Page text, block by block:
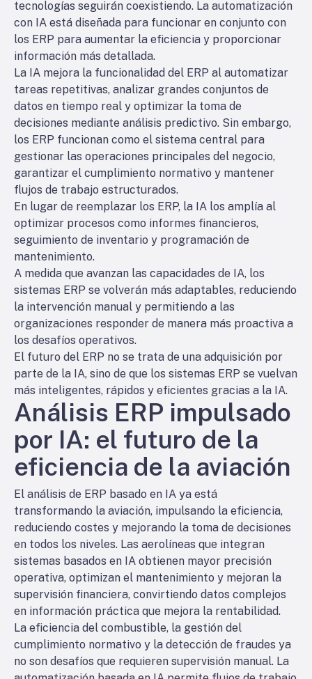
tecnologías seguirán coexistiendo. La automatización
con IA está diseñada para funcionar en conjunto con
los ERP para aumentar la eficiencia y proporcionar
información más detallada.
La IA mejora la funcionalidad del ERP al automatizar
tareas repetitivas, analizar grandes conjuntos de
datos en tiempo real y optimizar la toma de
decisiones mediante análisis predictivo. Sin embargo,
los ERP funcionan como el sistema central para
gestionar las operaciones principales del negocio,
garantizar el cumplimiento normativo y mantener
flujos de trabajo estructurados.
En lugar de reemplazar los ERP, la IA los amplía al
optimizar procesos como informes financieros,
seguimiento de inventario y programación de
mantenimiento.
A medida que avanzan las capacidades de IA, los
sistemas ERP se volverán más adaptables, reduciendo
la intervención manual y permitiendo a las
organizaciones responder de manera más proactiva a
los desafíos operativos.
El futuro del ERP no se trata de una adquisición por
parte de la IA, sino de que los sistemas ERP se vuelvan
más inteligentes, rápidos y eficientes gracias a la IA.
Análisis ERP impulsado
por IA: el futuro de la
eficiencia de la aviación
El análisis de ERP basado en IA ya está
transformando la aviación, impulsando la eficiencia,
reduciendo costes y mejorando la toma de decisiones
en todos los niveles. Las aerolíneas que integran
sistemas basados en IA obtienen mayor precisión
operativa, optimizan el mantenimiento y mejoran la
supervisión financiera, convirtiendo datos complejos
en información práctica que mejora la rentabilidad.
La eficiencia del combustible, la gestión del
cumplimiento normativo y la detección de fraudes ya
no son desafíos que requieren supervisión manual. La